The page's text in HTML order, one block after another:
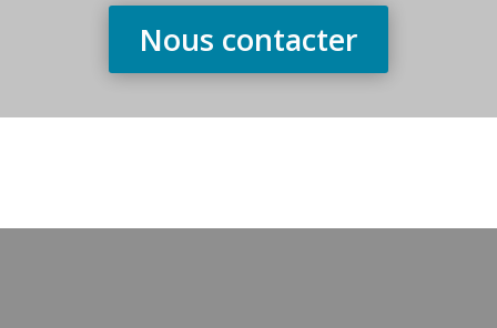
Nous contacter